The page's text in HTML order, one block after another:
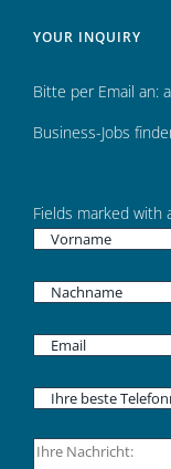
YOUR INQUIRY
Bitte per Email an:
Business-Jobs
Fields marked with